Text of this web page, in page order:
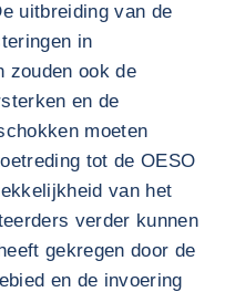
uitbreiding van de
in
zouden ook de
en de
moeten
tot de OESO
van het
verder kunnen
gekregen door de
en de invoering